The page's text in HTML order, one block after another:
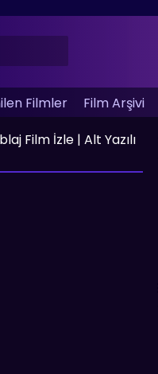
Filmler Film Arşivi
Film İzle | Alt Yazılı